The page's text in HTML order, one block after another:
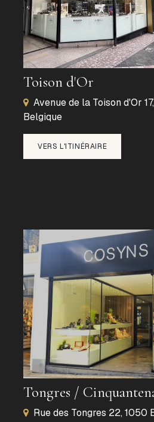
Toison d'Or
Avenue de la Toison d'Or
Belgique
VERS L'ITINÉRAIRE
Tongres /
Rue des Tongres 22, 1050